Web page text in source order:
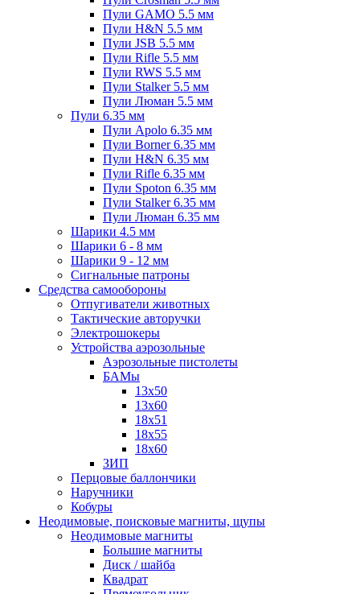
Пули GAMO 5.5 мм
Пули H&N 5.5 мм
Пули JSB 5.5 мм
Пули Rifle 5.5 мм
Пули RWS 5.5 мм
Пули Stalker 5.5 мм
Пули Люман 5.5 мм
Пули 6.35 мм
Пули Apolo 6.35 мм
Пули Borner 6.35 мм
Пули H&N 6.35 мм
Пули Rifle 6.35 мм
Пули Spoton 6.35 мм
Пули Stalker 6.35 мм
Пули Люман 6.35 мм
Шарики 4.5 мм
Шарики 6 - 8 мм
Шарики 9 - 12 мм
Сигнальные патроны
Средства самообороны
Отпугиватели животных
Тактические авторучки
Электрошокеры
Устройства аэрозольные
Аэрозольные пистолеты
БАМы
13х50
13х60
18х51
18х55
18х60
ЗИП
Перцовые баллончики
Наручники
Кобуры
Неодимовые, поисковые магниты, щупы
Неодимовые магниты
Большие магниты
Диск / шайба
Квадрат